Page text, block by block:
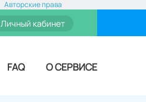
Авторские права
Личный кабинет
FAQ О СЕРВИСЕ